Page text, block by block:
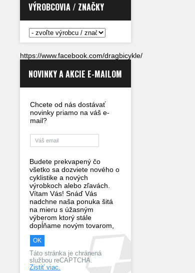
VÝROBCOVIA / ZNAČKY
https://www.facebook.com/dragbicykle/
NOVINKY A AKCIE E-MAILOM
Chcete od nás dostávať
novinky priamo na váš e-
mail?
Budete prekvapený čo
všetko sa dozviete nového o
cyklistike a nových
výrobkoch alebo zľavách.
Vítam Vás! Snáď Vás
nadchne naša ponuka šitá
na mieru s úžasným
výberom ktorý stále
dopĺňame novým tovarom,
Táto stránka je chránená
službou reCAPTCHA.
Zistiť viac.